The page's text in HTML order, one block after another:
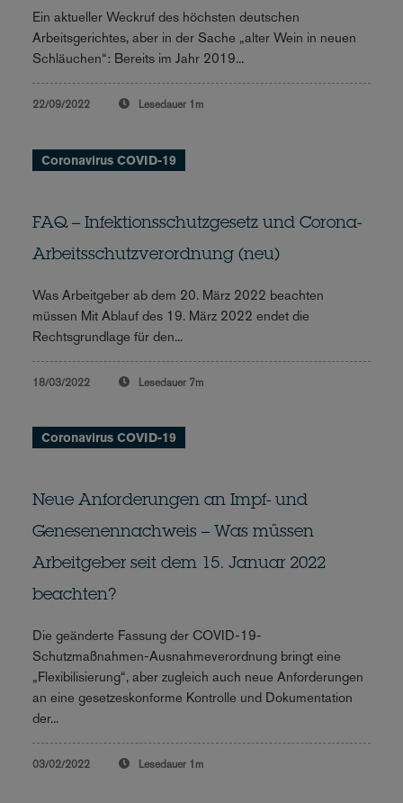
Ein aktueller Weckruf des höchsten deutschen
Arbeitsgerichtes, aber in der Sache „alter Wein in neuen
Schläuchen“: Bereits im Jahr 2019...
22/09/2022 Lesedauer 1m
Coronavirus COVID-19
FAQ – Infektionsschutzgesetz und Corona-
Arbeitsschutzverordnung (neu)
Was Arbeitgeber ab dem 20. März 2022 beachten
müssen Mit Ablauf des 19. März 2022 endet die
Rechtsgrundlage für den...
18/03/2022 Lesedauer 7m
Coronavirus COVID-19
Neue Anforderungen an Impf- und
Genesenennachweis – Was müssen
Arbeitgeber seit dem 15. Januar 2022
beachten?
Die geänderte Fassung der COVID-19-
Schutzmaßnahmen-Ausnahmeverordnung bringt eine
„Flexibilisierung“, aber zugleich auch neue Anforderungen
an eine gesetzeskonforme Kontrolle und Dokumentation
der...
03/02/2022 Lesedauer 1m